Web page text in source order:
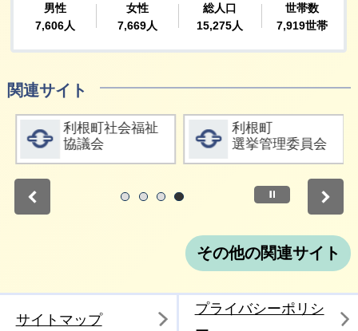
関連サイト
詳細をみる
利根町社会福祉
協議会
詳細をみる
利根町
選挙管理委員会
停止
その他の関連サイト
サイトマップ
プライバシーポリシ